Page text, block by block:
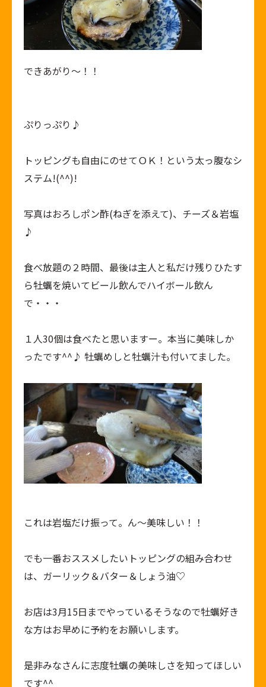
できあがり～！！
ぷりっぷり♪
トッピングも自由にのせてＯＫ！という太っ腹なシ
ステム!(^^)!
写真はおろしポン酢(ねぎを添えて)、チーズ＆岩塩
♪
食べ放題の２時間、最後は主人と私だけ残りひたす
ら牡蠣を焼いてビール飲んでハイボール飲ん
で・・・
１人30個は食べたと思いますー。本当に美味しか
ったです^^♪ 牡蠣めしと牡蠣汁も付いてました。
これは岩塩だけ振って。ん～美味しい！！
でも一番おススメしたいトッピングの組み合わせ
は、ガーリック＆バター＆しょう油♡
お店は3月15日までやっているそうなので牡蠣好き
な方はお早めに予約をお願いします。
是非みなさんに志度牡蠣の美味しさを知ってほしい
です^^